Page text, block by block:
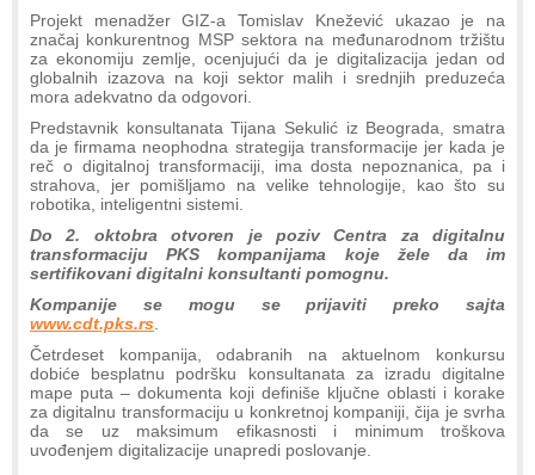
Projekt menadžer GIZ-a Tomislav Knežević ukazao je na
značaj konkurentnog MSP sektora na međunarodnom tržištu
za ekonomiju zemlje, ocenjujući da je digitalizacija jedan od
globalnih izazova na koji sektor malih i srednjih preduzeća
mora adekvatno da odgovori.
Predstavnik konsultanata Tijana Sekulić iz Beograda, smatra
da je firmama neophodna strategija transformacije jer kada je
reč o digitalnoj transformaciji, ima dosta nepoznanica, pa i
strahova, jer pomišljamo na velike tehnologije, kao što su
robotika, inteligentni sistemi.
Do 2. oktobra otvoren je poziv Centra za digitalnu
transformaciju PKS kompanijama koje žele da im
sertifikovani digitalni konsultanti pomognu.
Kompanije se mogu se prijaviti preko sajta
www.cdt.pks.rs
Četrdeset kompanija, odabranih na aktuelnom konkursu
dobiće besplatnu podršku konsultanata za izradu digitalne
mape puta – dokumenta koji definiše ključne oblasti i korake
za digitalnu transformaciju u konkretnoj kompaniji, čija je svrha
da se uz maksimum efikasnosti i minimum troškova
uvođenjem digitalizacije unapredi poslovanje.